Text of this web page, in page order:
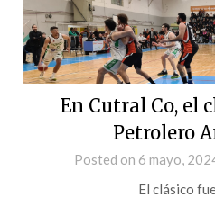
En Cutral Co, el
Petrolero
Posted on 6 mayo,
El clásico